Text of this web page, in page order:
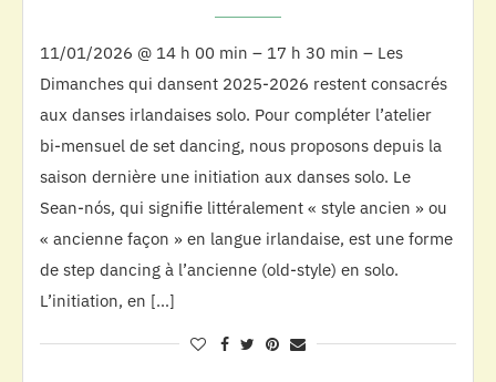
11/01/2026 @ 14 h 00 min – 17 h 30 min – Les
Dimanches qui dansent 2025-2026 restent consacrés
aux danses irlandaises solo. Pour compléter l’atelier
bi-mensuel de set dancing, nous proposons depuis la
saison dernière une initiation aux danses solo. Le
Sean-nós, qui signifie littéralement « style ancien » ou
« ancienne façon » en langue irlandaise, est une forme
de step dancing à l’ancienne (old-style) en solo.
L’initiation, en […]